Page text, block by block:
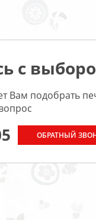
с
Вам подобрать
ОБРАТНЫЙ